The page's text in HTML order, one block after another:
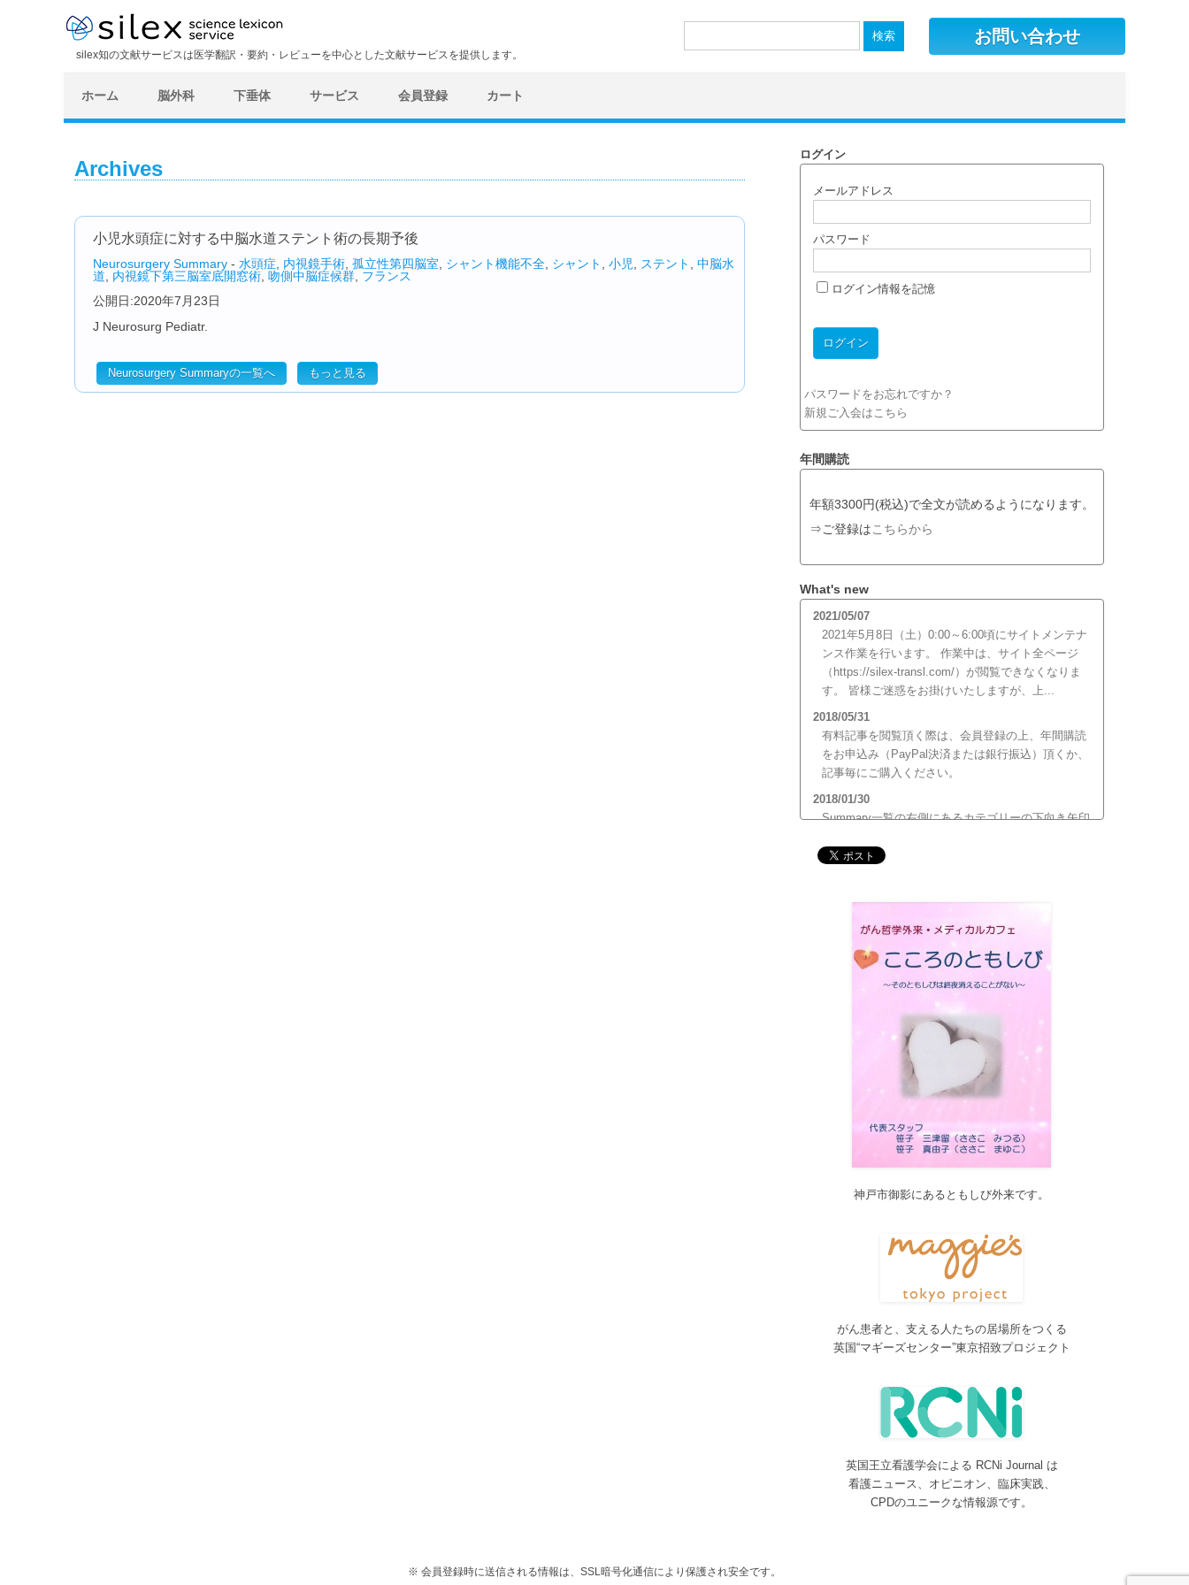
silex知の文献サービスは医学翻訳・要約・レビューを中心とした文献サービスを提供します。
検
お問い合わせ
ホーム 脳外科 下垂体 サービス 会員登録 カート
Archives
小児水頭症に対する中脳水道ステント術の長期予後
Neurosurgery Summary - 水頭症 内視鏡手術 孤立性第四脳室 シャント機能不全 シャント 小児 ステント
中脳水
道
内視鏡下第三脳室底開窓術 吻側中脳症候群 フランス
公開日:2020年7月23日
J Neurosurg Pediatr.
Neurosurgery Summaryの一覧へ もっと見る
ログイン
メールアドレス
パスワード
ログイン情報を記憶
パスワードをお忘れですか？
新規ご入会はこちら
年間購読
年額3300円(税込)で全文が読めるようになります。
⇒ご登録は こちらから
What's new
2021/05/07
2021年5月8日（土）0:00～6:00頃にサイトメンテナ
ンス作業を行います。 作業中は、サイト全ページ
（https://silex-transl.com/）が閲覧できなくなりま
す。 皆様ご迷惑をお掛けいたしますが、上...
2018/05/31
有料記事を閲覧頂く際は、会員登録の上、年間購読
をお申込み（PayPal決済または銀行振込）頂くか、
記事毎にご購入ください。
2018/01/30
Summary一覧の右側にあるカテゴリーの下向き矢印
ご覧頂きたいサブカテゴリーをクリックするとサブ
12月21日（木）22:00～翌22日（金）10:00頃にサイ
トメンテナンス作業を行います。 作業中は、サイト
全ページ（https://silex-transl.com/）が閲覧できな
くなります。 皆様ご迷惑をお掛けいた...
11月1日をもって組織を合同会社に改め、Silex
Press合同会社を設立いたしました。
Global Health Review食は「地中海的」に?
しました。
サービス内容のページに「医の知の共有」を追加し
め、一部カテゴリーが表示されなくなります。ご迷
惑をおかけしますが、何卒ご理解いただけますよう
お願いいたします。
Neurosurgery Summary・Pituitary Summaryにおい
て、分類を追加しました。各一覧の右側の「カテゴ
脳神経外科関連論文をエキスパートが海外誌から厳
選し日本語で紹介するNeurosurgery Summaryを公
2016/08/08
間脳下垂体を中心とした論文をエキスパートが海外
誌から厳選し日本語で紹介するPituitary Summaryを
神戸市御影にあるともしび外来です。
がん患者と、支える人たちの居場所をつくる
英国“マギーズセンター”東京招致プロジェクト
英国王立看護学会による RCNi Journal は
看護ニュース、オピニオン、臨床実践、
CPDのユニークな情報源です。
会員登録時に送信される情報は、SSL暗号化通信により保護され安全です。